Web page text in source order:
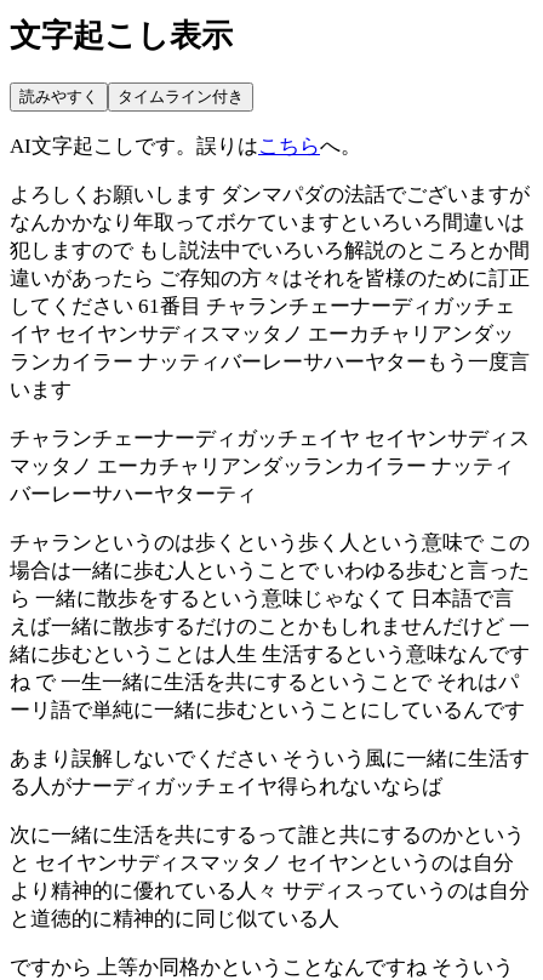
文字起こし表示
読みやすく タイムライン付き
AI文字起こしです。誤りはこちらへ。
よろしくお願いします ダンマパダの法話でございますが
なんかかなり年取ってボケていますといろいろ間違いは
犯しますので もし説法中でいろいろ解説のところとか間
違いがあったら ご存知の方々はそれを皆様のために訂正
してください 61番目 チャランチェーナーディガッチェ
イヤ セイヤンサディスマッタノ エーカチャリアンダッ
ランカイラー ナッティバーレーサハーヤターもう一度言
います
チャランチェーナーディガッチェイヤ セイヤンサディス
マッタノ エーカチャリアンダッランカイラー ナッティ
バーレーサハーヤターティ
チャランというのは歩くという歩く人という意味で この
場合は一緒に歩む人ということで いわゆる歩むと言った
ら 一緒に散歩をするという意味じゃなくて 日本語で言
えば一緒に散歩するだけのことかもしれませんだけど 一
緒に歩むということは人生 生活するという意味なんです
ね で 一生一緒に生活を共にするということで それはパ
ーリ語で単純に一緒に歩むということにしているんです
あまり誤解しないでください そういう風に一緒に生活す
る人がナーディガッチェイヤ得られないならば
次に一緒に生活を共にするって誰と共にするのかという
と セイヤンサディスマッタノ セイヤンというのは自分
より精神的に優れている人々 サディスっていうのは自分
と道徳的に精神的に同じ似ている人
ですから 上等か同格かということなんですね そういう